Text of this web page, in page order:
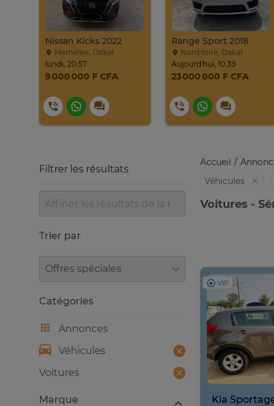
Nissan Kicks 2022
Mamelles, Dakar
lundi, 20:57
9 000 000 F CFA
Range Sport 2018
Nord foire, Dakar
Aujourd'hui, 10:39
23 000 000 F CFA
Accueil
Véhicules
Voitures -
VIP
Filtrer les résultats
Trier par
Trier par
Catégories
Annonces
Véhicules
Voitures
Marque